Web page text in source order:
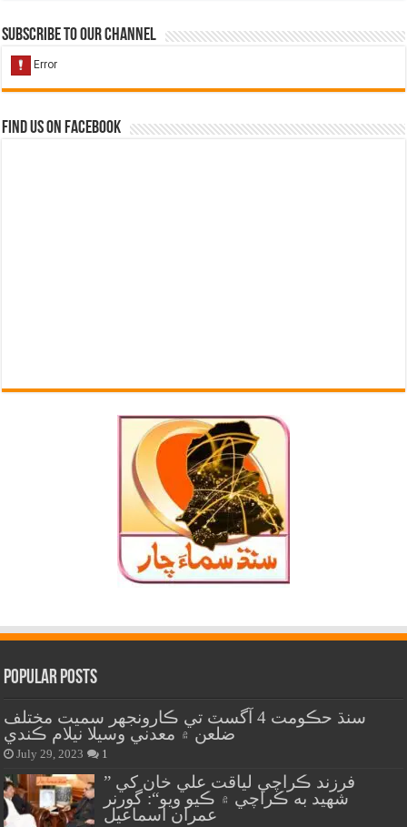
Subscribe to our Channel
Find us on Facebook
Popular Posts
سنڌ حڪومت 4 آگسٽ تي ڪارونجهر سميت مختلف
ضلعن ۾ معدني وسيلا نيلام ڪندي
July 29, 2023 1
” فرزند ڪراچي لياقت علي خان کي
شهيد به ڪراچي ۾ ڪيو ويو“: گورنر
عمران اسماعيل